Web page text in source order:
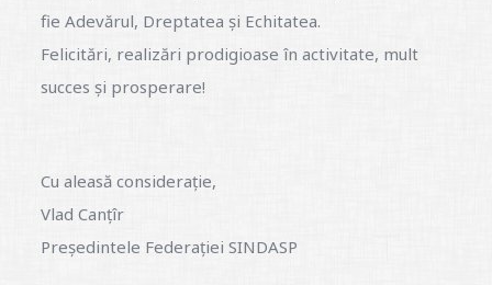
fie Adevărul, Dreptatea și Echitatea.
Felicitări, realizări prodigioase în activitate, mult
succes și prosperare!
Cu aleasă considerație,
Vlad Canțîr
Președintele Federației SINDASP